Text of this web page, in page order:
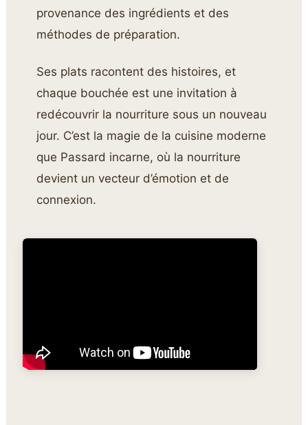
provenance des ingrédients et des
méthodes de préparation.
Ses plats racontent des histoires, et
chaque bouchée est une invitation à
redécouvrir la nourriture sous un nouveau
jour. C’est la magie de la cuisine moderne
que Passard incarne, où la nourriture
devient un vecteur d’émotion et de
connexion.